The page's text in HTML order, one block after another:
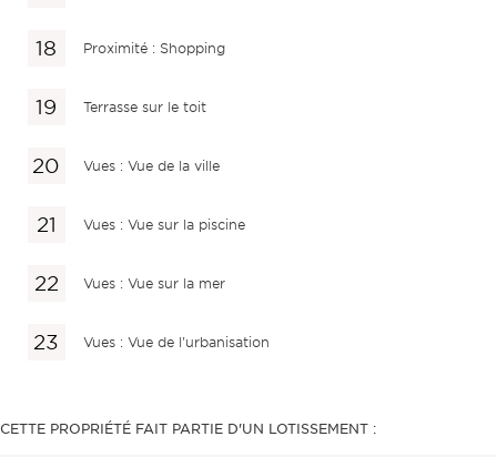
Proximité : Shopping
Terrasse sur le toit
Vues : Vue de la ville
Vues : Vue sur la piscine
Vues : Vue sur la mer
Vues : Vue de l'urbanisation
CETTE PROPRIÉTÉ FAIT PARTIE D'UN LOTISSEMENT :